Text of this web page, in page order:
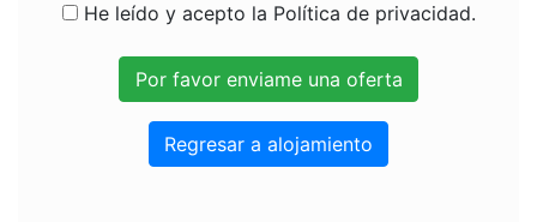
He leído y acepto la Política de privacidad.
Regresar a alojamiento